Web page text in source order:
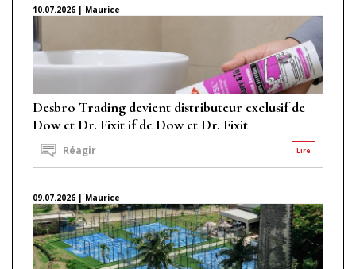
10.07.2026 | Maurice
Desbro Trading devient distributeur exclusif de
Dow et Dr. Fixit if de Dow et Dr. Fixit
Lire
Réagir
09.07.2026 | Maurice